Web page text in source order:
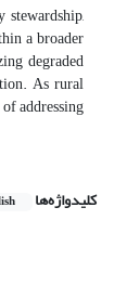
a broader
degraded
As rural
addressing
کلیدواژه‌ها